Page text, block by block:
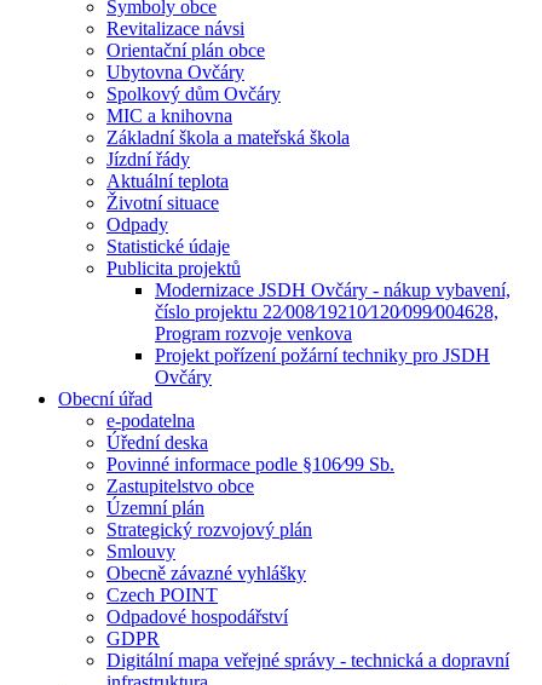
Symboly obce
Revitalizace návsi
Orientační plán obce
Ubytovna Ovčáry
Spolkový dům Ovčáry
MIC a knihovna
Základní škola a mateřská škola
Jízdní řády
Aktuální teplota
Životní situace
Odpady
Statistické údaje
Publicita projektů
Modernizace JSDH Ovčáry - nákup vybavení,
číslo projektu 22⁄008⁄19210⁄120⁄099⁄004628,
Program rozvoje venkova
Projekt pořízení požární techniky pro JSDH
Ovčáry
Obecní úřad
e-podatelna
Úřední deska
Povinné informace podle §106⁄99 Sb.
Zastupitelstvo obce
Územní plán
Strategický rozvojový plán
Smlouvy
Obecně závazné vyhlášky
Czech POINT
Odpadové hospodářství
GDPR
Digitální mapa veřejné správy - technická a dopravní